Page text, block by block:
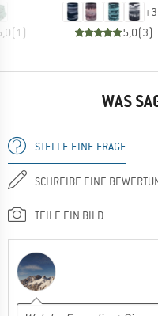
(1)
+3
5,0(3)
WAS
STELLE EINE FRAGE
SCHREIBE EINE
TEILE EIN BILD